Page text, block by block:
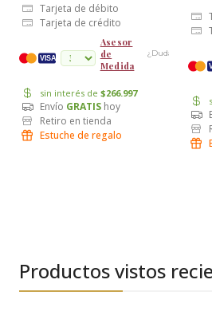
Tarjeta de débito
Tarjeta de crédito
VISA
Asesor
de
Medida
¿Dudas? cuotas
sin interés de $266.997
Envío GRATIS hoy
Retiro en tienda
Estuche de regalo
Productos vistos